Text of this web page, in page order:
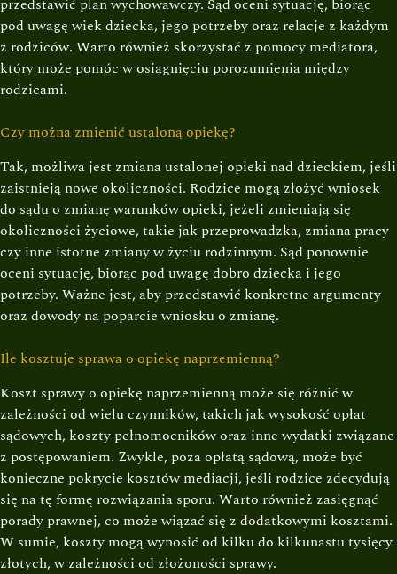
przedstawić plan wychowawczy. Sąd oceni sytuację, biorąc
pod uwagę wiek dziecka, jego potrzeby oraz relacje z każdym
z rodziców. Warto również skorzystać z pomocy mediatora,
który może pomóc w osiągnięciu porozumienia między
rodzicami.
Czy można zmienić ustaloną opiekę?
Tak, możliwa jest zmiana ustalonej opieki nad dzieckiem, jeśli
zaistnieją nowe okoliczności. Rodzice mogą złożyć wniosek
do sądu o zmianę warunków opieki, jeżeli zmieniają się
okoliczności życiowe, takie jak przeprowadzka, zmiana pracy
czy inne istotne zmiany w życiu rodzinnym. Sąd ponownie
oceni sytuację, biorąc pod uwagę dobro dziecka i jego
potrzeby. Ważne jest, aby przedstawić konkretne argumenty
oraz dowody na poparcie wniosku o zmianę.
Ile kosztuje sprawa o opiekę naprzemienną?
Koszt sprawy o opiekę naprzemienną może się różnić w
zależności od wielu czynników, takich jak wysokość opłat
sądowych, koszty pełnomocników oraz inne wydatki związane
z postępowaniem. Zwykle, poza opłatą sądową, może być
konieczne pokrycie kosztów mediacji, jeśli rodzice zdecydują
się na tę formę rozwiązania sporu. Warto również zasięgnąć
porady prawnej, co może wiązać się z dodatkowymi kosztami.
W sumie, koszty mogą wynosić od kilku do kilkunastu tysięcy
złotych, w zależności od złożoności sprawy.